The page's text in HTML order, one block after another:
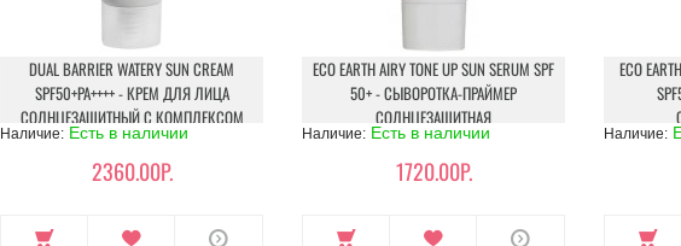
DUAL BARRIER WATERY SUN CREAM
SPF50+PA++++ - КРЕМ ДЛЯ ЛИЦА
СОЛНЦЕЗАЩИТНЫЙ С КОМПЛЕКСОМ
ЦЕРАМИДОВ
Наличие: Есть в наличии
2360.00Р.
ECO EARTH AIRY TONE UP SUN SERUM SPF
50+ - СЫВОРОТКА-ПРАЙМЕР
СОЛНЦЕЗАЩИТНАЯ
Наличие: Есть в наличии
1720.00Р.
ECO
Наличие: